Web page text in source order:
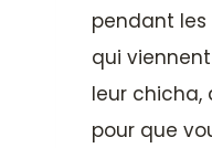
pendant les
qui
leur
pour que